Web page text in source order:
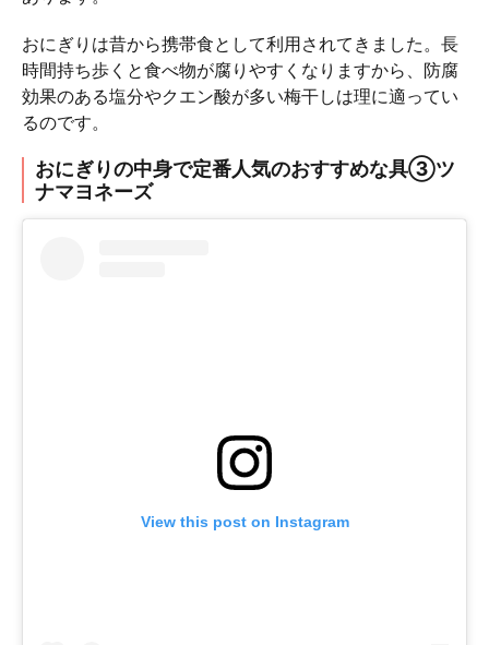
おにぎりは昔から携帯食として利用されてきました。長
時間持ち歩くと食べ物が腐りやすくなりますから、防腐
効果のある塩分やクエン酸が多い梅干しは理に適ってい
るのです。
おにぎりの中身で定番人気のおすすめな具③ツ
ナマヨネーズ
View this post on Instagram